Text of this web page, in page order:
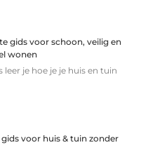
gids voor schoon, veilig en
wonen
leer je hoe je je huis en tuin
voor huis & tuin zonder